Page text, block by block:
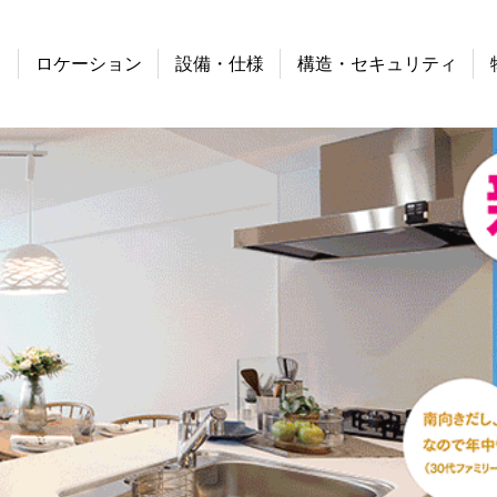
ロケーション 設備・仕様 構造・セキュリティ